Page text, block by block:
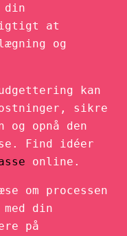
din
at
og
kan
sikre
opnå den
Find idéer
online.
om processen
din
på